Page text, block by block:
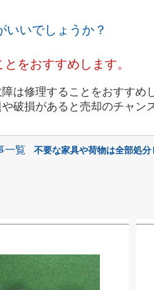
いでしょうか？
をおすすめします。
理することをおすすめし
あると売却のチャンス
一覧 不要な家具や荷物は全部処